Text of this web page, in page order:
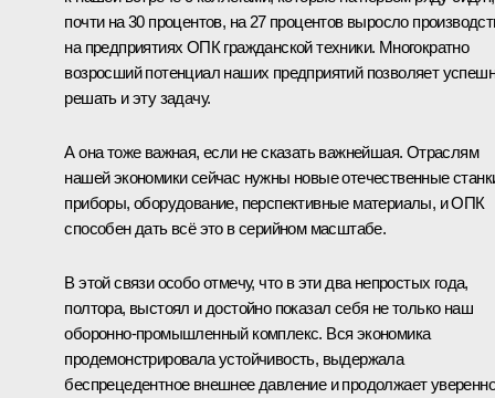
почти на 30 процентов, на 27 процентов выросло
на предприятиях ОПК гражданской техники. Многократно
возросший потенциал наших предприятий позволяет
решать и эту задачу.
А она тоже важная, если не сказать важнейшая. Отраслям
нашей экономики сейчас нужны новые отечественные
приборы, оборудование, перспективные материалы, и ОПК
способен дать всё это в серийном масштабе.
В этой связи особо отмечу, что в эти два непростых года,
полтора, выстоял и достойно показал себя не только наш
оборонно-промышленный комплекс. Вся экономика
продемонстрировала устойчивость, выдержала
беспрецедентное внешнее давление и продолжает уверенно